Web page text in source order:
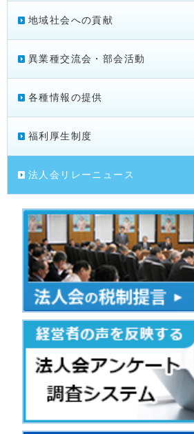
地域社会への貢献
異業種交流会・部会活動
各種情報の提供
福利厚生制度
法人会リレーニュース